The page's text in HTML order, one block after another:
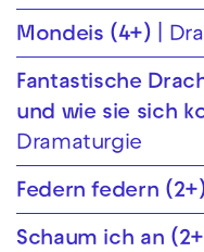
Mondeis (4+)
Fantastische
und wie sie sich
Dramaturgie
Federn federn
Schaum ich an